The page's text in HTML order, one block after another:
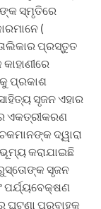
ସ୍ମୃତିରେ
(
ପ୍ରସ୍ତୁତ
ପ୍ରକାଶ
ସୃଜନ ଏହାର
ଏକତ୍ରୀକରଣ
ଦ୍ୱାରା
କରାଯାଇଛି
ସୃଜନ
ପର୍ଯ୍ୟବେକ୍ଷଣ
ଘଟଣା ପ୍ରବାହକୁ